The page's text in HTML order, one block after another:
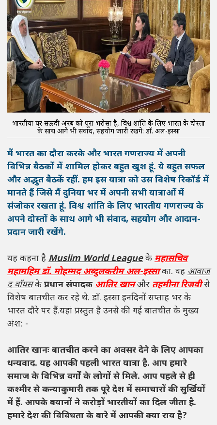
भारतीयों पर सऊदी अरब को पूरा भरोसा है, विश्व शांति के लिए भारत के दोस्तों
के साथ आगे भी संवाद, सहयोग जारी रखेंगे: डाॅ. अल-इस्सा
मैं भारत का दौरा करके और भारत गणराज्य में अपनी
विभिन्न बैठकों में शामिल होकर बहुत खुश हूं. ये बहुत सफल
और अद्भुत बैठकें रहीं. हम इस यात्रा को उस विशेष रिकॉर्ड में
मानते हैं जिसे मैं दुनिया भर में अपनी सभी यात्राओं में
संजोकर रखता हूं. विश्व शांति के लिए भारतीय गणराज्य के
अपने दोस्तों के साथ आगे भी संवाद, सहयोग और आदान-
प्रदान जारी रखेंगे.
यह कहना है Muslim World Leagueके महासचिव
महामहिम डॉ. मोहम्मद अब्दुलकरीम अल-इस्साका. वह आवाज
द वाॅयसके प्रधान संपादक आतिर खान और तहमीना रिजवीसे
विशेष बातचीत कर रहे थे. डाॅ. इस्सा इनदिनों सप्ताह भर के
भारत दौरे पर हैं.यहां प्रस्तुत है उनसे की गई बातचीत के मुख्य
अंश: -
आतिर खानः बातचीत करने का अवसर देने के लिए आपका
धन्यवाद. यह आपकी पहली भारत यात्रा है. आप हमारे
समाज के विभिन्न वर्गों के लोगों से मिले. आप पहले से ही
कश्मीर से कन्याकुमारी तक पूरे देश में समाचारों की सुर्खियों
में हैं. आपके बयानों ने करोड़ों भारतीयों का दिल जीता है.
हमारे देश की विविधता के बारे में आपकी क्या राय है?